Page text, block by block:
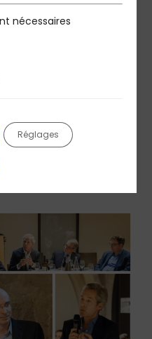
nécessaires
Réglages